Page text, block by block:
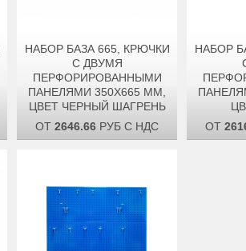
НАБОР БАЗА 665, КРЮЧКИ
С ДВУМЯ
ПЕРФОРИРОВАННЫМИ
ПАНЕЛЯМИ 350Х665 ММ,
ЦВЕТ ЧЕРНЫЙ ШАГРЕНЬ
ОТ 2646.66 РУБ С НДС
НАБОР
ОТ